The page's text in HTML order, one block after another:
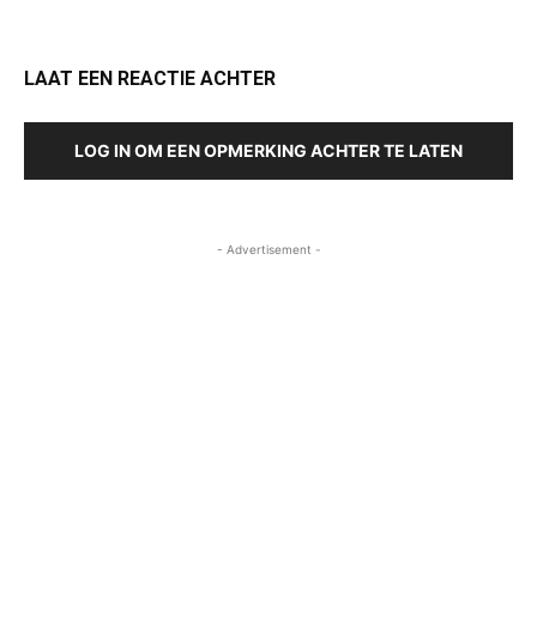
LAAT EEN REACTIE ACHTER
LOG IN OM EEN OPMERKING ACHTER TE LATEN
- Advertisement -